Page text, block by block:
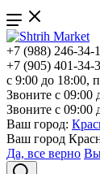
+7 (988) 246-34-
+7 (905) 401-34-
с 9:00 до 18:00,
Звоните с 09:00
Звоните с 09:00
Ваш город:
Ваш город
Да, все верно